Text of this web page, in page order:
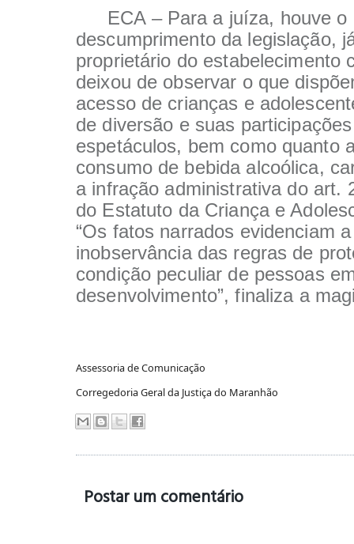
ECA – Para a juíza, houve o
descumprimento da legislação,
proprietário do estabelecimento
deixou de observar o que
acesso de crianças e
de diversão e suas
espetáculos, bem como quanto
consumo de bebida alcoólica,
a infração administrativa do art.
do Estatuto da Criança e
“Os fatos narrados evidenciam a
inobservância das regras de
condição peculiar de pessoas
desenvolvimento”, finaliza a
Assessoria de Comunicação
Corregedoria Geral da Justiça do Maranhão
Postar um comentário